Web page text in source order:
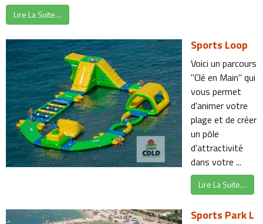
Lire La Suite…
Sports Loop
Voici un parcours
"Clé en Main" qui
vous permet
d'animer votre
plage et de créer
un pôle
d'attractivité
dans votre ...
Lire La Suite…
Sports Park L